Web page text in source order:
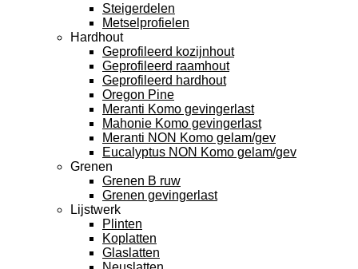
Steigerdelen
Metselprofielen
Hardhout
Geprofileerd kozijnhout
Geprofileerd raamhout
Geprofileerd hardhout
Oregon Pine
Meranti Komo gevingerlast
Mahonie Komo gevingerlast
Meranti NON Komo gelam/gev
Eucalyptus NON Komo gelam/gev
Grenen
Grenen B ruw
Grenen gevingerlast
Lijstwerk
Plinten
Koplatten
Glaslatten